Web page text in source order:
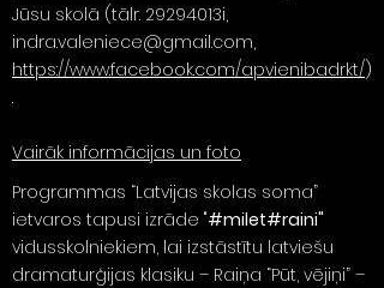
Jūsu skolā (tālr. 29294013i,
indra.valeniece@gmail.com,
https://www.facebook.com/apvienibadrkt/)
.
Vairāk informācijas un foto
Programmas “Latvijas skolas soma”
ietvaros tapusi izrāde "#milet#raini"
vidusskolniekiem, lai izstāstītu latviešu
dramaturģijas klasiku – Raiņa “Pūt, vējiņi” –